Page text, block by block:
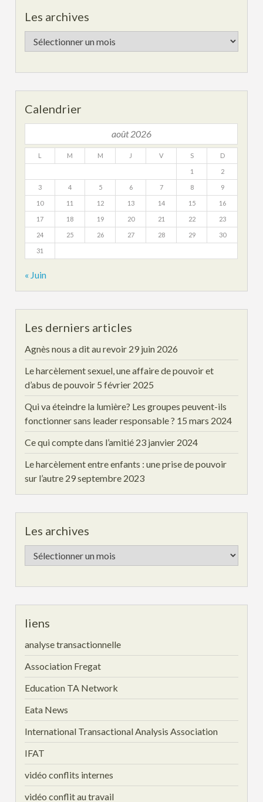
Les archives
Les
archives
Calendrier
août 2026
L M M J V S D
1 2
3 4 5 6 7 8 9
10 11 12 13 14 15 16
17 18 19 20 21 22 23
24 25 26 27 28 29 30
31
« Juin
Les derniers articles
Agnès nous a dit au revoir 29 juin 2026
Le harcèlement sexuel, une affaire de pouvoir et
d’abus de pouvoir 5 février 2025
Qui va éteindre la lumière? Les groupes peuvent-ils
fonctionner sans leader responsable ? 15 mars 2024
Ce qui compte dans l’amitié 23 janvier 2024
Le harcèlement entre enfants : une prise de pouvoir
sur l’autre 29 septembre 2023
Les archives
Les
archives
liens
analyse transactionnelle
Association Fregat
Education TA Network
Eata News
International Transactional Analysis Association
IFAT
vidéo conflits internes
vidéo conflit au travail